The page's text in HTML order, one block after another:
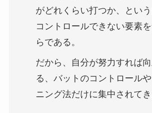
がどれくらい打つか、とい
コントロールできない要素
らである。
だから、自分が努力すれば
る、バットのコントロール
ニング法だけに集中されてき